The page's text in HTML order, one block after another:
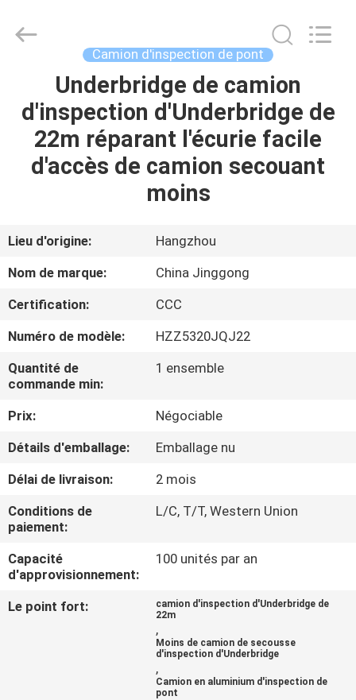
MAISON
PRODUITS
DE
NOUS
VISITE
D'USINE
CONTRÔLE
DE
QUALITÉ
CONTACTEZ-
NOUS
NOUVELLES
SPECIAL
PURPOSE
Camion d'inspection de pont
Underbridge de camion
d'inspection d'Underbridge de
22m réparant l'écurie facile
d'accès de camion secouant
moins
Lieu d'origine:
Hangzhou
Nom de marque:
China Jinggong
Certification:
CCC
Numéro de modèle:
HZZ5320JQJ22
Quantité de
commande min:
1 ensemble
Prix:
Négociable
Détails d'emballage:
Emballage nu
Délai de livraison:
2 mois
Conditions de
paiement:
L/C, T/T, Western Union
Capacité
d'approvisionnement:
100 unités par an
Le point fort:
camion d'inspection d'Underbridge de
22m
,
Moins de camion de secousse
d'inspection d'Underbridge
,
Camion en aluminium d'inspection de
pont